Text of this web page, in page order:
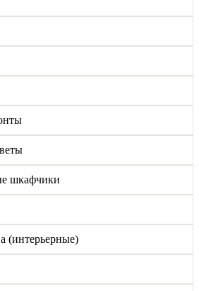
шкафчики
(интерьерные)